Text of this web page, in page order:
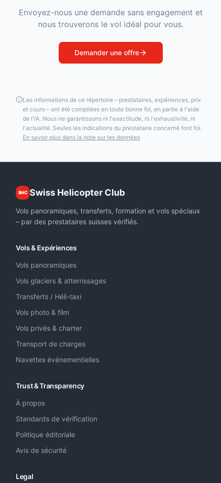
Envoyez-nous une demande sans engagement et
nous trouverons le vol idéal pour vous.
Demander une offre
Les informations de ce répertoire – prestataires, expériences, prix
et cours – ont été compilées en toute bonne foi, en partie à l'aide
de l'IA. Nous ne garantissons ni l'exactitude, ni l'exhaustivité, ni
l'actualité. Seules les indications du prestataire concerné font foi.
En savoir plus dans la note sur les données
SHC Swiss Helicopter Club
Vols panoramiques, transferts, formation et vols spéciaux
– par des prestataires suisses vérifiés.
Vols & Expériences
Vols panoramiques
Vols glaciers & atterrissages
Transferts / Héli-taxi
Vols photo & film
Vols privés & charter
Transport de charges
Navettes événementielles
Trust & Transparency
À propos
Standards de vérification
Politique éditoriale
Avis de sécurité
Legal